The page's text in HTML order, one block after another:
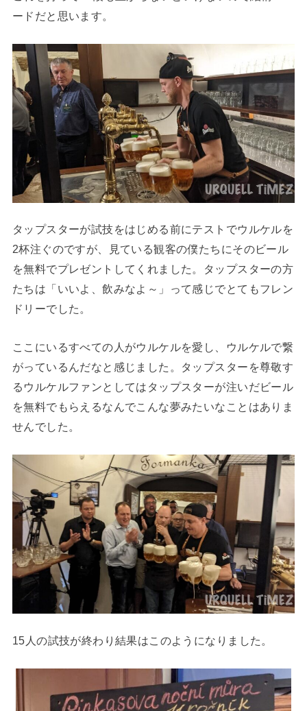
ードだと思います。
タップスターが試技をはじめる前にテストでウルケルを
2杯注ぐのですが、見ている観客の僕たちにそのビール
を無料でプレゼントしてくれました。タップスターの方
たちは「いいよ、飲みなよ～」って感じでとてもフレン
ドリーでした。
ここにいるすべての人がウルケルを愛し、ウルケルで繋
がっているんだなと感じました。タップスターを尊敬す
るウルケルファンとしてはタップスターが注いだビール
を無料でもらえるなんでこんな夢みたいなことはありま
せんでした。
15人の試技が終わり結果はこのようになりました。